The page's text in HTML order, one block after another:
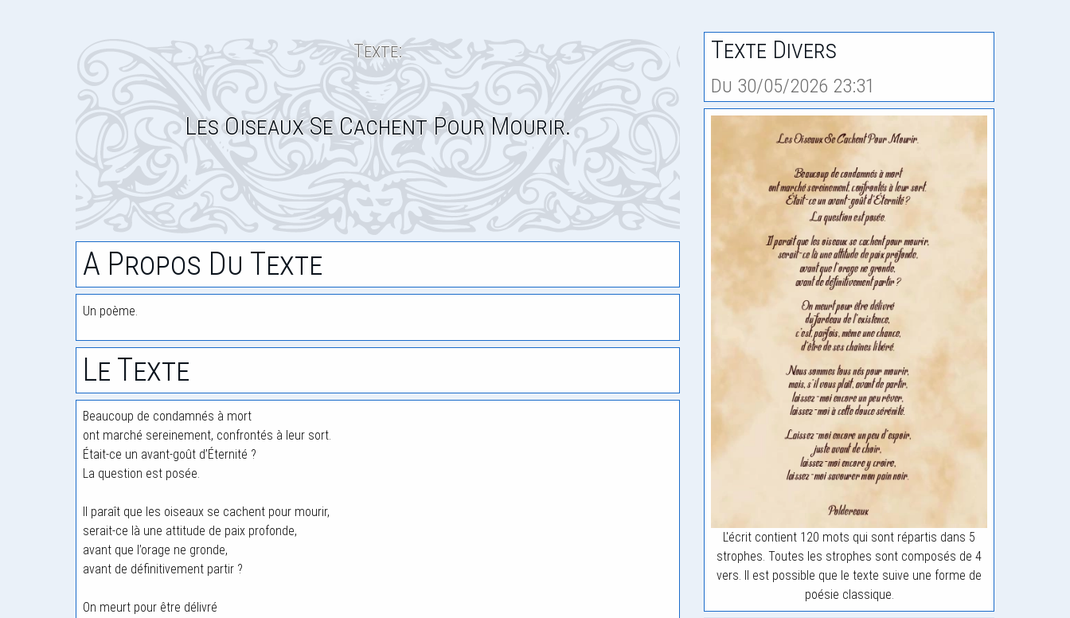
Texte:
Les Oiseaux Se Cachent Pour Mourir.
A Propos Du Texte
Un poème.
Le Texte
Beaucoup de condamnés à mort
ont marché sereinement, confrontés à leur sort.
Était-ce un avant-goût d’Éternité ?
La question est posée.
Il paraît que les oiseaux se cachent pour mourir,
serait-ce là une attitude de paix profonde,
avant que l’orage ne gronde,
avant de définitivement partir ?
On meurt pour être délivré
Texte Divers
Du 30/05/2026 23:31
L'écrit contient 120 mots qui sont répartis dans 5
strophes. Toutes les strophes sont composés de 4
vers. Il est possible que le texte suive une forme de
poésie classique.